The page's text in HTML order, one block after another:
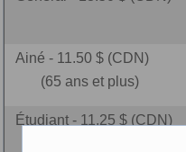
Ainé - 11.50 $ (CDN)
(65 ans et plus)
Étudiant - 11.25 $ (CDN)